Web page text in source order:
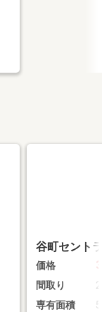
谷町セント
価格
間取り
専有面積